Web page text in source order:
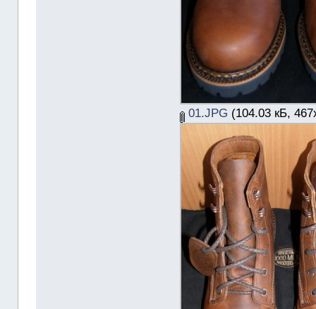
01.JPG (104.03 кБ,